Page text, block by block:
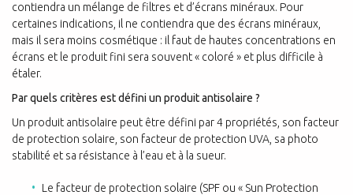
contiendra un mélange de filtres et d’écrans minéraux. Pour
certaines indications, il ne contiendra que des écrans minéraux,
mais il sera moins cosmétique : il faut de hautes concentrations en
écrans et le produit fini sera souvent « coloré » et plus difficile à
étaler.
Par quels critères est défini un produit antisolaire ?
Un produit antisolaire peut être défini par 4 propriétés, son facteur
de protection solaire, son facteur de protection UVA, sa photo
stabilité et sa résistance à l’eau et à la sueur.
Le facteur de protection solaire (SPF ou « Sun Protection